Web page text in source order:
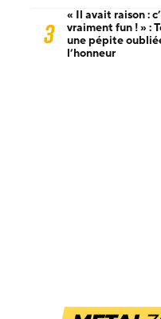
3
« Il avait raison :
vraiment fun ! » :
une pépite
l’honneur